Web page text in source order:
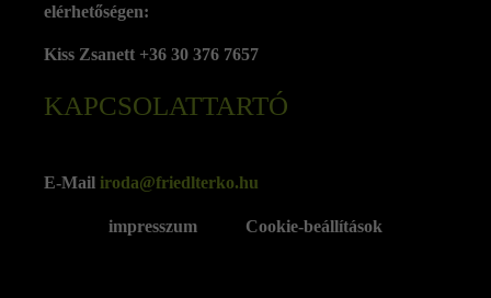
KAPCSOLATTARTÓ
elérhetőségen:
Kiss Zsanett +36 30 376 7657
E-Mail iroda@friedlterko.hu
impresszum Cookie-beállítások